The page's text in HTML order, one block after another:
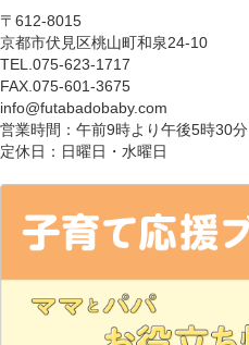
〒612-8015
京都市伏見区桃山町和泉24-10
TEL.075-623-1717
FAX.075-601-3675
info@futabadobaby.com
営業時間：午前9時より午後5時30分
定休日：日曜日・水曜日